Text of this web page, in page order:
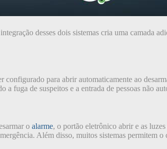
desses dois sistemas cria uma camada
configurado para abrir automaticamente ao
fuga de suspeitos e a entrada de pessoas não
o alarme, o portão eletrônico abrir e as
Além disso, muitos sistemas permitem